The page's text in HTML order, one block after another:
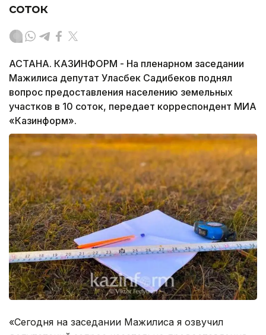
соток
АСТАНА. КАЗИНФОРМ - На пленарном заседании
Мажилиса депутат Уласбек Садибеков поднял
вопрос предоставления населению земельных
участков в 10 соток, передает корреспондент МИА
«Казинформ».
«Сегодня на заседании Мажилиса я озвучил